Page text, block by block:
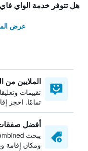
هل تتوفر خدمة الواي
عرض
الملايين من
تقييمات
تمامًا. احجز
أفضل صفقات
ومكان إقامة